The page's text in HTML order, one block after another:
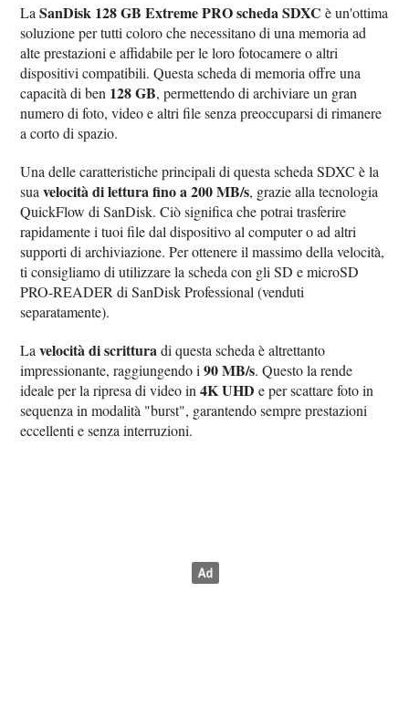
LaSanDisk 128 GB Extreme PRO scheda SDXC è un'ottima
soluzione per tutti coloro che necessitano di una memoria ad
alte prestazioni e affidabile per le loro fotocamere o altri
dispositivi compatibili. Questa scheda di memoria offre una
capacità di ben 128 GB, permettendo di archiviare un gran
numero di foto, video e altri file senza preoccuparsi di rimanere
a corto di spazio.
Una delle caratteristiche principali di questa scheda SDXC è la
suavelocità di lettura fino a 200 MB/s, grazie alla tecnologia
QuickFlow di SanDisk. Ciò significa che potrai trasferire
rapidamente i tuoi file dal dispositivo al computer o ad altri
supporti di archiviazione. Per ottenere il massimo della velocità,
ti consigliamo di utilizzare la scheda con gli SD e microSD
PRO-READER di SanDisk Professional (venduti
separatamente).
Lavelocità di scritturadi questa scheda è altrettanto
impressionante, raggiungendo i90 MB/s. Questo la rende
ideale per la ripresa di video in4K UHD e per scattare foto in
sequenza in modalità "burst", garantendo sempre prestazioni
eccellenti e senza interruzioni.